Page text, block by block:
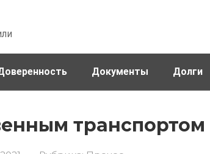
Документы Долги
транспортом